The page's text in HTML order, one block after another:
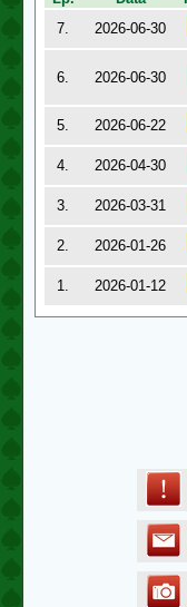
7.
2026-06-30
6. 2026-06-30
5.
2026-06-22
4.
2026-04-30
3.
2026-03-31
2.
2026-01-26
1.
2026-01-12